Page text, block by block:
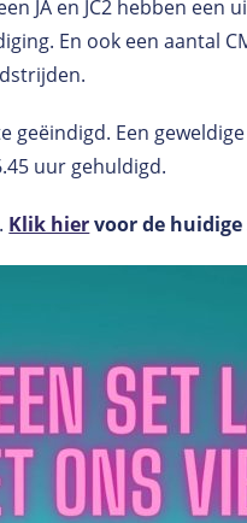
JA en JC2 hebben een
En ook een aantal
geëindigd. Een
uur gehuldigd.
Klik hiervoor de